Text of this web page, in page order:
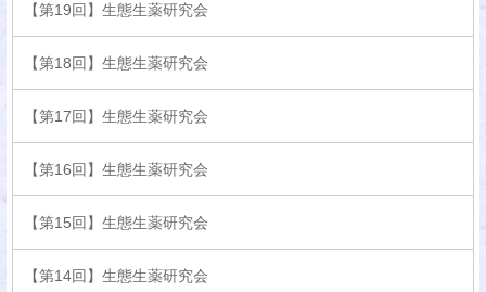
【第19回】生態生薬研究会
【第18回】生態生薬研究会
【第17回】生態生薬研究会
【第16回】生態生薬研究会
【第15回】生態生薬研究会
【第14回】生態生薬研究会